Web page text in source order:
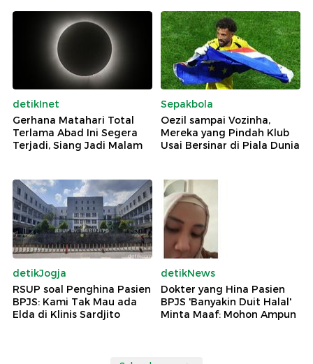
detikInet
Gerhana Matahari Total
Terlama Abad Ini Segera
Terjadi, Siang Jadi Malam
Sepakbola
Oezil sampai Vozinha,
Mereka yang Pindah Klub
Usai Bersinar di Piala Dunia
detikJogja
RSUP soal Penghina Pasien
BPJS: Kami Tak Mau ada
Elda di Klinis Sardjito
detikNews
Dokter yang Hina Pasien
BPJS 'Banyakin Duit Halal'
Minta Maaf: Mohon Ampun